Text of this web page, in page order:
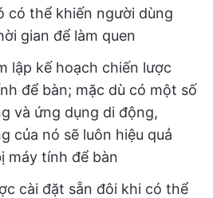
có thể khiến người dùng
gian để làm quen
lập kế hoạch chiến lược
để bàn; mặc dù có một số
và ứng dụng di động,
của nó sẽ luôn hiệu quả
máy tính để bàn
cài đặt sẵn đôi khi có thể